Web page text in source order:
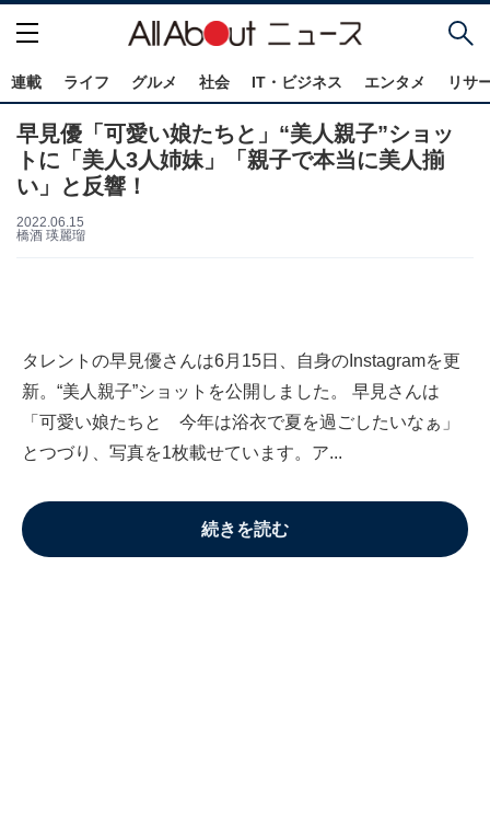
連載 ライフ グルメ 社会 IT・ビジネス エンタメ リサ
早見優「可愛い娘たちと」“美人親子”ショッ
トに「美人3人姉妹」「親子で本当に美人揃
い」と反響！
2022.06.15
橋酒 瑛麗瑠
タレントの早見優さんは6月15日、自身のInstagramを更
新。“美人親子”ショットを公開しました。 早見さんは
「可愛い娘たちと 今年は浴衣で夏を過ごしたいなぁ」
とつづり、写真を1枚載せています。ア...
続きを読む